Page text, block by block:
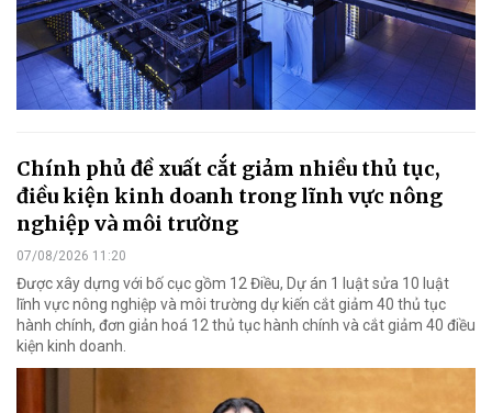
Chính phủ đề xuất cắt giảm nhiều thủ tục,
điều kiện kinh doanh trong lĩnh vực nông
nghiệp và môi trường
07/08/2026 11:20
Được xây dựng với bố cục gồm 12 Điều, Dự án 1 luật sửa 10 luật
lĩnh vực nông nghiệp và môi trường dự kiến cắt giảm 40 thủ tục
hành chính, đơn giản hoá 12 thủ tục hành chính và cắt giảm 40 điều
kiện kinh doanh.